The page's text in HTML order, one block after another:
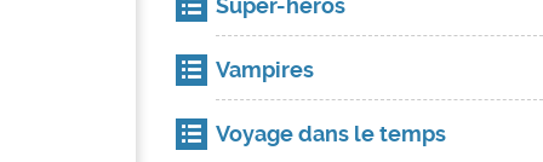
Super-héros
Vampires
Voyage dans le temps